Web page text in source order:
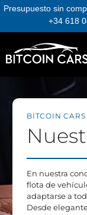
Presupuesto sin
+34 618
BITCOIN CARS
En nuestra
flota de
adaptarse a
Desde